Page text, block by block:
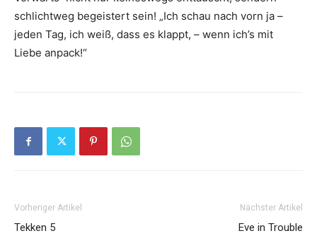
schlichtweg begeistert sein! „Ich schau nach vorn ja –
jeden Tag, ich weiß, dass es klappt, – wenn ich’s mit
Liebe anpack!“
Vorheriger Artikel
Tekken 5
Nächster Artikel
Eve in Trouble